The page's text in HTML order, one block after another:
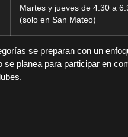
Martes y jueves de 4:30 a
(solo en San Mateo)
se preparan con un
se planea para participar en